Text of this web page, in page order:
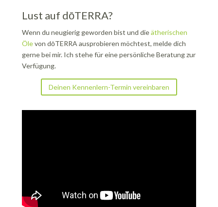
Lust auf dōTERRA?
Wenn du neugierig geworden bist und dieätherischen
Ölevon dōTERRA ausprobieren möchtest, melde dich
gerne bei mir. Ich stehe für eine persönliche Beratung zur
Verfügung.
Deinen Kennenlern-Termin vereinbaren